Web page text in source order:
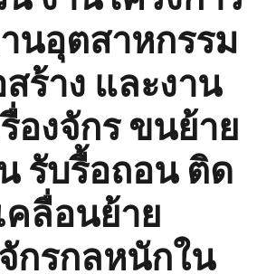
นอุตสาหกรรม
ร้าง และงาน
องจักร ขนย้าย
รับรื้อถอน ติด
คลื่อนย้าย
กรกลหนักใน